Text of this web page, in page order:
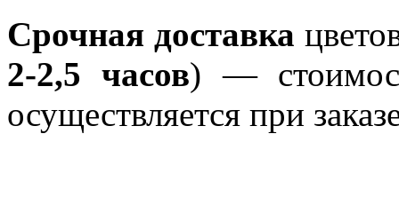
Срочная доставка
2-2,5 часов) —
осуществляется при